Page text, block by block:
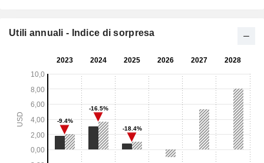
Utili annuali - Indice di sorpresa